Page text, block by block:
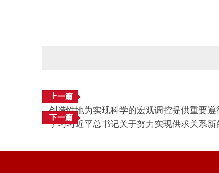
上一篇
创造性地为实现科学的宏观调控提供重要
学习习近平总书记关于努力实现供求关系
下一篇